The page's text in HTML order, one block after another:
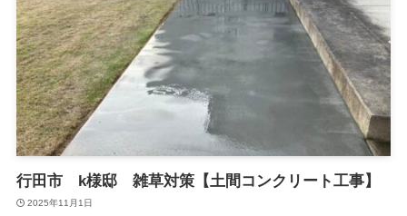
行田市 k様邸 雑草対策【土間コンクリート工事】
2025年11月1日